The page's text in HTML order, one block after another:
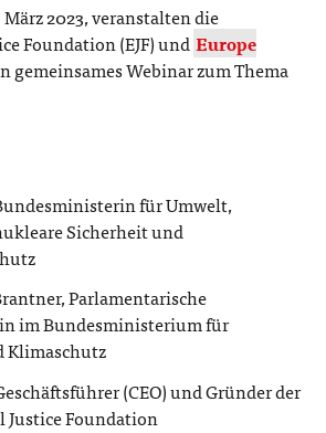
2023, veranstalten die
Foundation (EJF) und Europe
gemeinsames Webinar zum Thema
für Umwelt,
Sicherheit und
Parlamentarische
im Bundesministerium für
Klimaschutz
(CEO) und Gründer der
Foundation